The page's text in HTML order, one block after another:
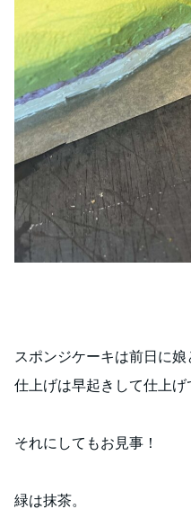
スポンジケーキは前日に娘
仕上げは早起きして仕上げ
それにしてもお見事！
緑は抹茶。